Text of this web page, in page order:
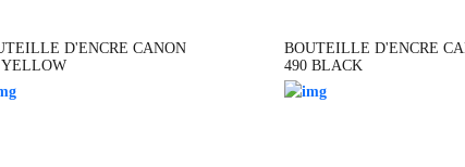
D'ENCRE CANON
YELLOW
BOUTEILLE D'ENCRE
490 BLACK